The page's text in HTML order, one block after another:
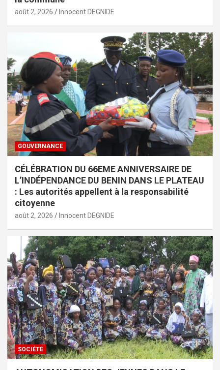
août 2, 2026 Innocent DEGNIDE
GOUVERNANCE
CÉLÉBRATION DU 66EME ANNIVERSAIRE DE
L’INDÉPENDANCE DU BENIN DANS LE PLATEAU
: Les autorités appellent à la responsabilité
citoyenne
août 2, 2026 Innocent DEGNIDE
SOCIÉTÉ